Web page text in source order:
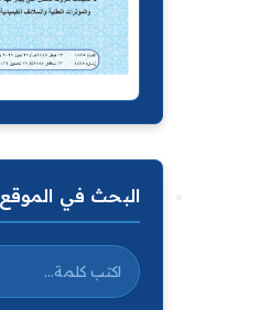
البحث في الموقع